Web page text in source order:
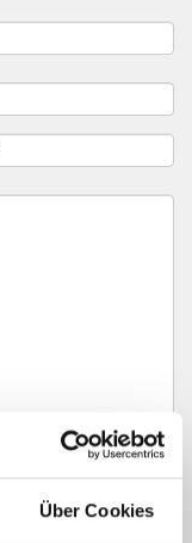
Über Cookies